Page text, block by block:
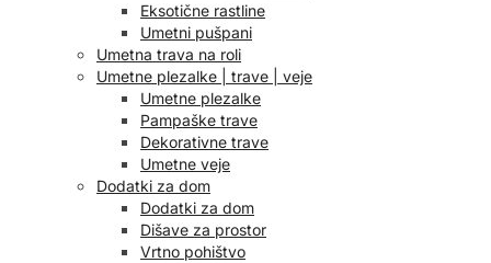
Eksotične rastline
Umetni pušpani
Umetna trava na roli
Umetne plezalke | trave | veje
Umetne plezalke
Pampaške trave
Dekorativne trave
Umetne veje
Dodatki za dom
Dodatki za dom
Dišave za prostor
Vrtno pohištvo